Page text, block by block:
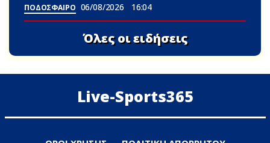
ΠΟΔΟΣΦΑΙΡΟ 06/08/2026 16:04
Όλες οι ειδήσεις
Live-Sports365